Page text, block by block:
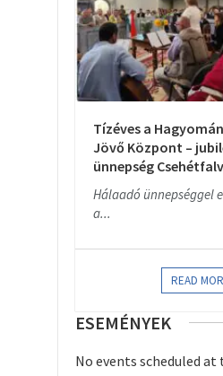
Tízéves a
Jövő Központ –
ünnepség
Hálaadó ünnepséggel
a...
READ
ESEMÉNYEK
No events scheduled